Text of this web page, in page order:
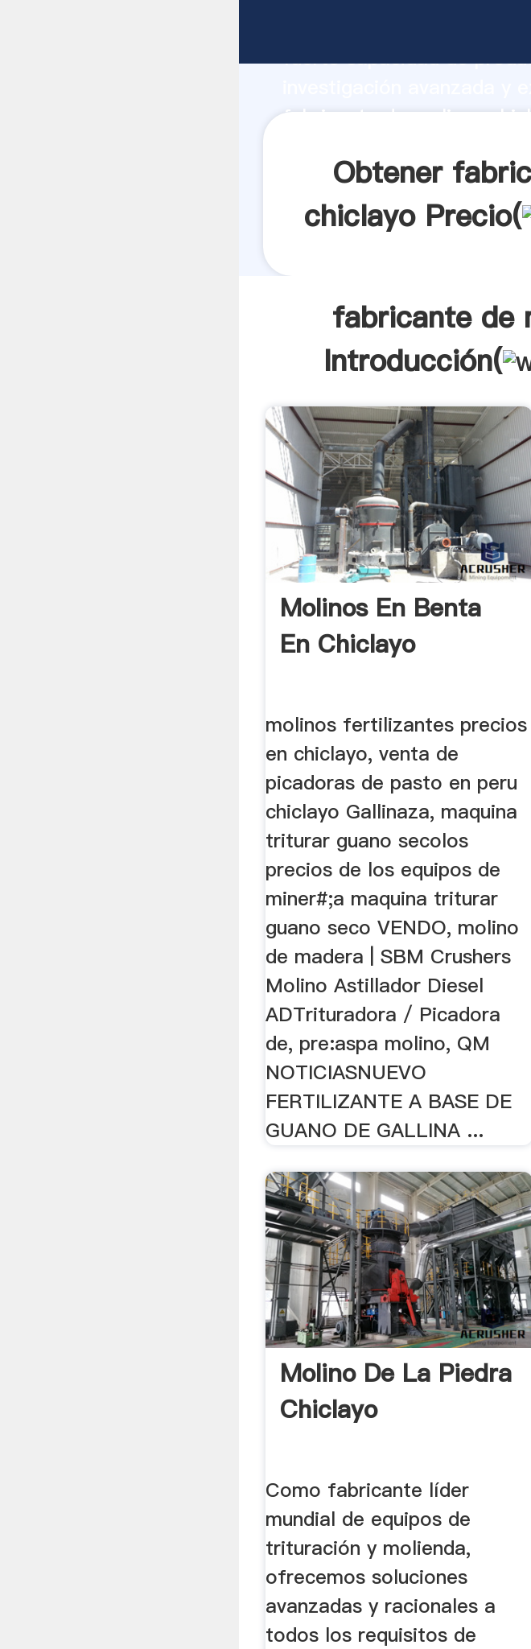
fuerte capacidad de
fabricante de molinos
Obtener
chiclayo Precio(
fabricante de
Introducción(
Molinos En Benta
En Chiclayo
molinos fertilizantes precios
en chiclayo, venta de
picadoras de pasto en peru
chiclayo Gallinaza, maquina
triturar guano secolos
precios de los equipos de
miner#;a maquina triturar
guano seco VENDO, molino
de madera | SBM Crushers
Molino Astillador Diesel
ADTrituradora / Picadora
de, pre:aspa molino, QM
NOTICIASNUEVO
FERTILIZANTE A BASE DE
GUANO DE GALLINA ...
Molino De La Piedra
Chiclayo
Como fabricante líder
mundial de equipos de
trituración y molienda,
ofrecemos soluciones
avanzadas y racionales a
todos los requisitos de